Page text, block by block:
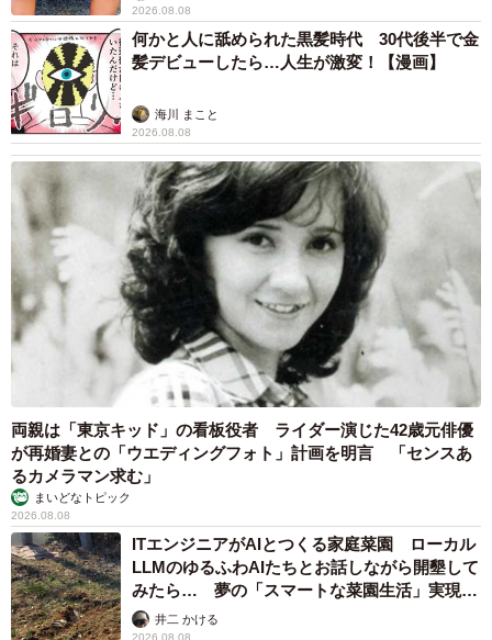
2026.08.08
何かと人に舐められた黒髪時代 30代後半で金
髪デビューしたら…人生が激変！【漫画】
海川 まこと
2026.08.08
両親は「東京キッド」の看板役者 ライダー演じた42歳元俳優
が再婚妻との「ウエディングフォト」計画を明言 「センスあ
るカメラマン求む」
まいどなトピック
2026.08.08
ITエンジニアがAIとつくる家庭菜園 ローカル
LLMのゆるふわAIたちとお話しながら開墾して
みたら… 夢の「スマートな菜園生活」実現な
るか井二 かける
2026.08.08